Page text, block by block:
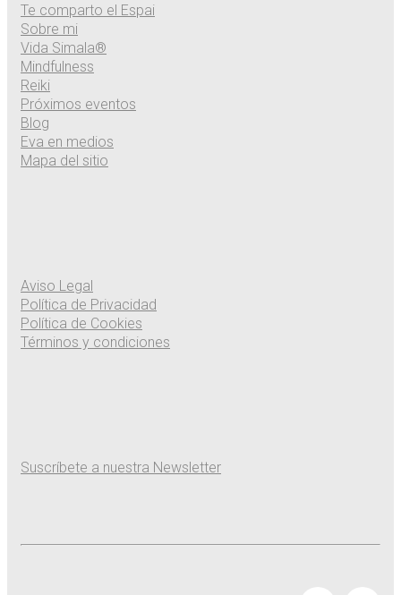
Te comparto el Espai
Sobre mi
Vida Simala®
Mindfulness
Reiki
Próximos eventos
Blog
Eva en medios
Mapa del sitio
Aviso Legal
Política de Privacidad
Política de Cookies
Términos y condiciones
Suscríbete a nuestra Newsletter